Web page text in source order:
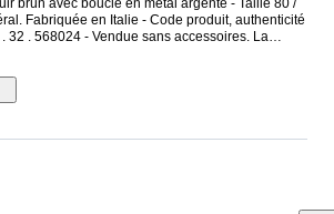
brun avec boucle en métal argenté - Taille 80 /
32 . 568024 - Vendue sans accessoires. La
totale 95 cm -
en métal argenté : 5,3 cm x 6,5 cm. La
merci de prendre en compte les photos. La